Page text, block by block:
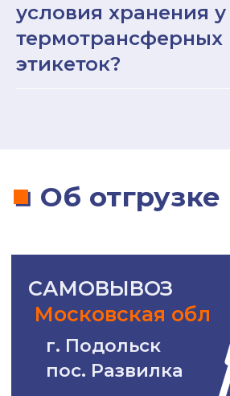
условия хранения у
термотрансферных
этикеток?
ПОДРОБНЕЕ
Boxbery
КУРЬЕРСКАЯ доставка
доставка ТЯЖЕЛЫХ грузов